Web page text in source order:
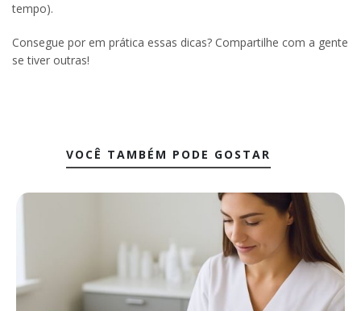
tempo).
Consegue por em prática essas dicas? Compartilhe com a gente
se tiver outras!
VOCÊ TAMBÉM PODE GOSTAR